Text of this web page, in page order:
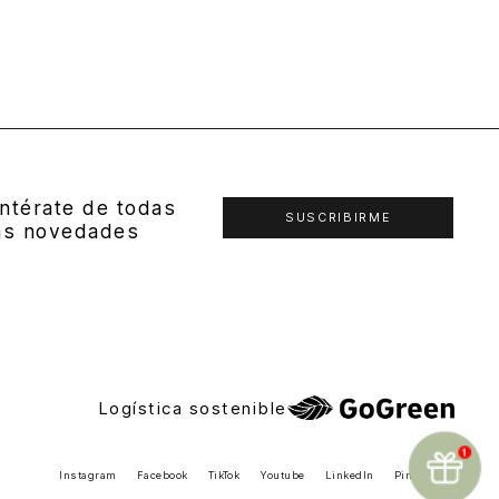
de todas
novedades
SUSCRIBIRME
Logística sostenible
Instagram Facebook TikTok Youtube LinkedIn Pinterest